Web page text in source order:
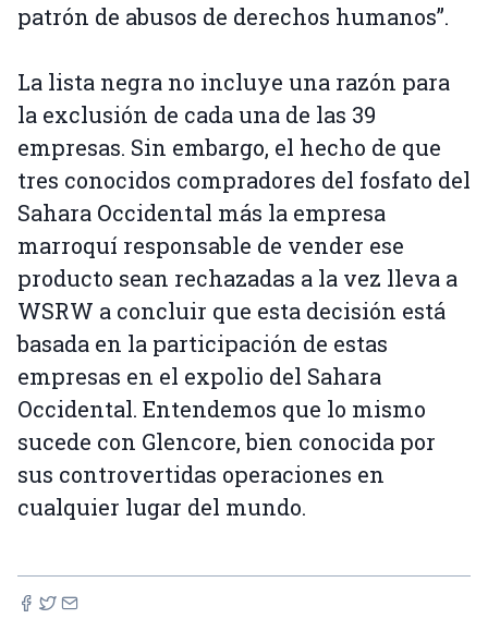
patrón de abusos de derechos humanos”.
La lista negra no incluye una razón para
la exclusión de cada una de las 39
empresas. Sin embargo, el hecho de que
tres conocidos compradores del fosfato del
Sahara Occidental más la empresa
marroquí responsable de vender ese
producto sean rechazadas a la vez lleva a
WSRW a concluir que esta decisión está
basada en la participación de estas
empresas en el expolio del Sahara
Occidental. Entendemos que lo mismo
sucede con Glencore, bien conocida por
sus controvertidas operaciones en
cualquier lugar del mundo.